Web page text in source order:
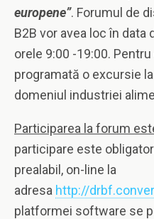
europene”. Forumul de
B2B vor avea loc în
orele 9:00 -19:00.
programată o excursie
domeniul industriei
Participarea la forum
participare este
prealabil, on-line la
adresa http://
platformei software se